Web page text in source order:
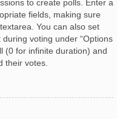
to create polls. Enter a
fields, making sure
You can also set
voting under “Options
(0 for infinite duration) and
their votes.